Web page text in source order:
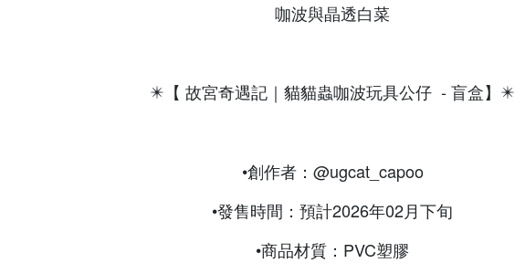
咖波與晶透白菜
✴️【 故宮奇遇記｜貓貓蟲咖波玩具公仔 - 盲盒】✴️
•創作者：@ugcat_capoo
•發售時間：預計2026年02月下旬
•商品材質：PVC塑膠